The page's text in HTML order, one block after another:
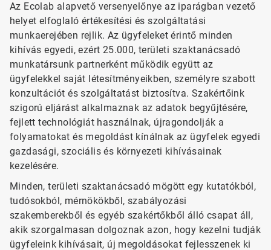
Az Ecolab alapvető versenyelőnye az iparágban vezető
helyet elfoglaló értékesítési és szolgáltatási
munkaerejében rejlik. Az ügyfeleket érintő minden
kihívás egyedi, ezért 25.000, területi szaktanácsadó
munkatársunk partnerként működik együtt az
ügyfelekkel saját létesítményeikben, személyre szabott
konzultációt és szolgáltatást biztosítva. Szakértőink
szigorú eljárást alkalmaznak az adatok begyűjtésére,
fejlett technológiát használnak, újragondolják a
folyamatokat és megoldást kínálnak az ügyfelek egyedi
gazdasági, szociális és környezeti kihívásainak
kezelésére.
Minden, területi szaktanácsadó mögött egy kutatókból,
tudósokból, mérnökökből, szabályozási
szakemberekből és egyéb szakértőkből álló csapat áll,
akik szorgalmasan dolgoznak azon, hogy kezelni tudják
ügyfeleink kihívásait, új megoldásokat fejlesszenek ki